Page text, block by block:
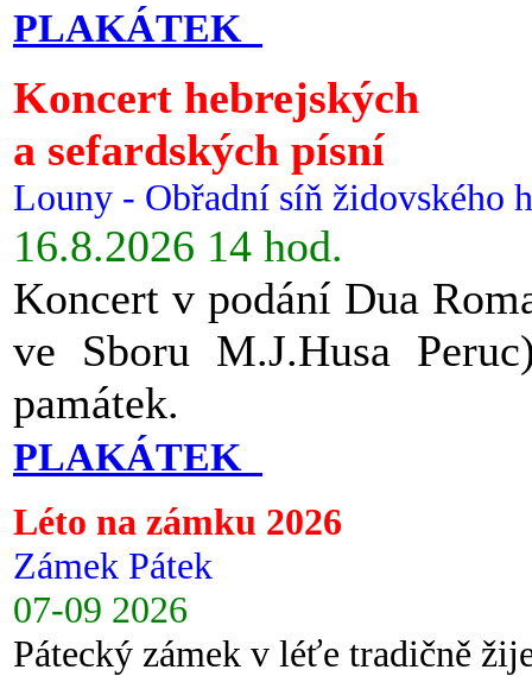
PLAKÁTEK
Koncert hebrejských
a sefardských písní
Louny - Obřadní síň židovského
16.8.2026 14 hod.
Koncert v podání Dua
ve Sboru M.J.Husa
památek.
PLAKÁTEK
Léto na zámku 2026
Zámek Pátek
07-09 2026
Pátecký zámek v léťe tradičně